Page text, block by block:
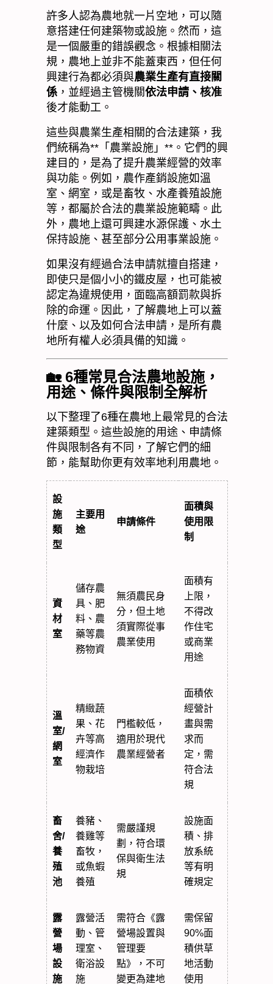
許多人認為農地就一片空地，可以隨
意搭建任何建築物或設施。然而，這
是一個嚴重的錯誤觀念。根據相關法
規，農地上並非不能蓋東西，但任何
興建行為都必須與農業生產有直接關
係 ，並經過主管機關依法申請、核准
後才能動工。
這些與農業生產相關的合法建築，我
們統稱為** 「農業設施」 ** 。它們的興
建目的，是為了提升農業經營的效率
與功能。例如，農作產銷設施如溫
室、網室，或是畜牧、水產養殖設施
等，都屬於合法的農業設施範疇。此
外，農地上還可興建水源保護、水土
保持設施、甚至部分公用事業設施。
如果沒有經過合法申請就擅自搭建，
即使只是個小小的鐵皮屋，也可能被
認定為違規使用，面臨高額罰款與拆
除的命運。因此，了解農地上可以蓋
什麼、以及如何合法申請，是所有農
地所有權人必須具備的知識。
🏡6種常見合法農地設施，
用途、條件與限制全解析
以下整理了6種在農地上最常見的合法
建築類型。這些設施的用途、申請條
件與限制各有不同，了解它們的細
節，能幫助你更有效率地利用農地。
設
施
類
型
主要用
途
申請條件
面積與
使用限
制
資
材
室
儲存農
具、肥
料、農
藥等農
務物資
無須農民身
分，但土地
須實際從事
農業使用
面積有
上限，
不得改
作住宅
或商業
用途
溫
室/
網
室
精緻蔬
果、花
卉等高
經濟作
物栽培
門檻較低，
適用於現代
農業經營者
面積依
經營計
畫與需
求而
定，需
符合法
規
畜
舍/
養
殖
池
養豬、
養雞等
畜牧，
或魚蝦
養殖
需嚴謹規
劃，符合環
保與衛生法
規
設施面
積、排
放系統
等有明
確規定
露
營
場
設
施
露營活
動、管
理室、
衛浴設
施
需符合《露
營場設置與
管理要
點》，不可
變更為建地
需保留
90%面
積供草
地活動
使用